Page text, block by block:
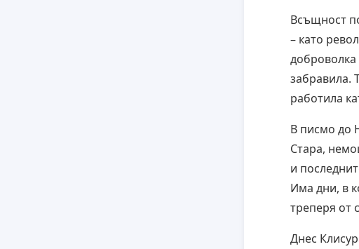
Всъщност
– като
забравила.
работила
В писмо до
Стара,
и
Има дни, в
треперя от
Днес